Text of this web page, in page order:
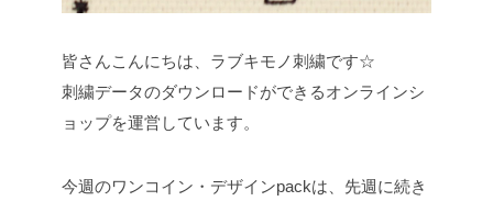
皆さんこんにちは、ラブキモノ刺繍です☆
刺繍データのダウンロードができるオンラインシ
ョップを運営しています。
今週のワンコイン・デザインpackは、先週に続き